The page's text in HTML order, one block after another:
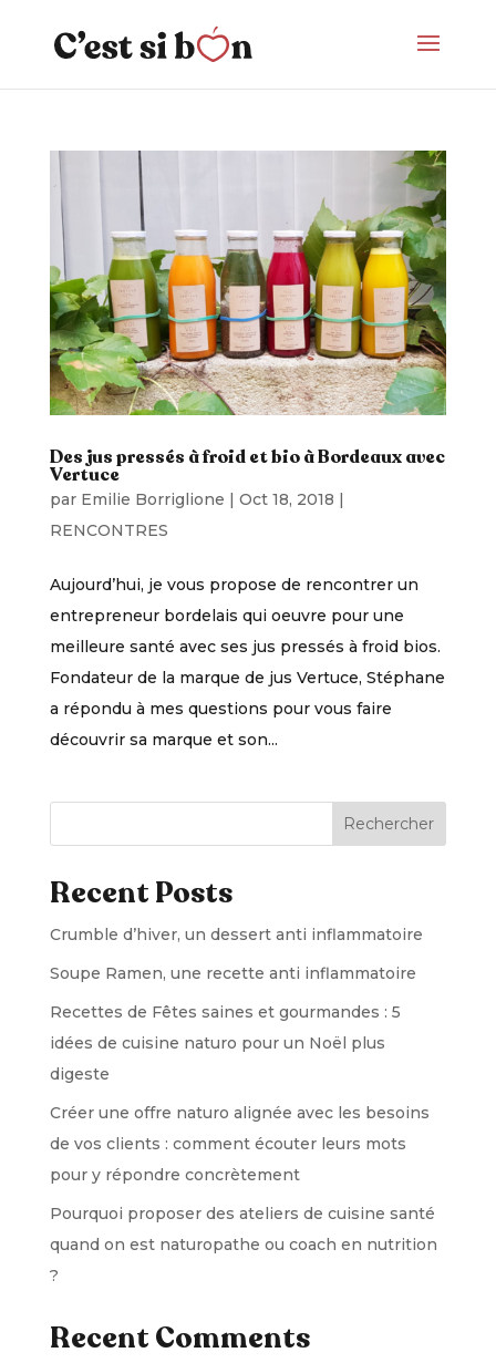
Des jus pressés à froid et bio à Bordeaux avec
Vertuce
par Emilie Borriglione | Oct 18, 2018 |
RENCONTRES
Aujourd’hui, je vous propose de rencontrer un
entrepreneur bordelais qui oeuvre pour une
meilleure santé avec ses jus pressés à froid bios.
Fondateur de la marque de jus Vertuce, Stéphane
a répondu à mes questions pour vous faire
découvrir sa marque et son...
Rechercher
Recent Posts
Crumble d’hiver, un dessert anti inflammatoire
Soupe Ramen, une recette anti inflammatoire
Recettes de Fêtes saines et gourmandes : 5
idées de cuisine naturo pour un Noël plus
digeste
Créer une offre naturo alignée avec les besoins
de vos clients : comment écouter leurs mots
pour y répondre concrètement
Pourquoi proposer des ateliers de cuisine santé
quand on est naturopathe ou coach en nutrition
?
Recent Comments